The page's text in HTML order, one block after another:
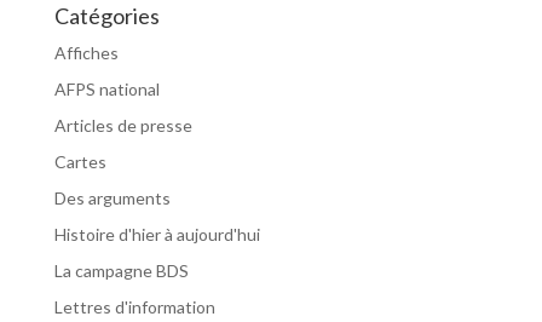
Catégories
Affiches
AFPS national
Articles de presse
Cartes
Des arguments
Histoire d'hier à aujourd'hui
La campagne BDS
Lettres d'information